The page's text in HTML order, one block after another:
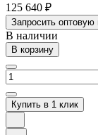
125 640 ₽
Запросить оптовую
В наличии
В корзину
Купить в 1 клик